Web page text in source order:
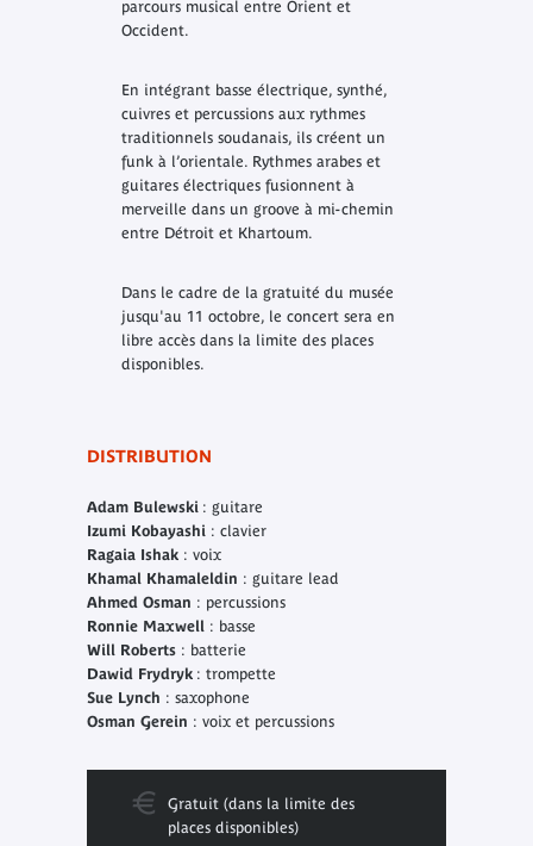
parcours musical entre Orient et
Occident.
En intégrant basse électrique, synthé,
cuivres et percussions aux rythmes
traditionnels soudanais, ils créent un
funk à l’orientale. Rythmes arabes et
guitares électriques fusionnent à
merveille dans un groove à mi-chemin
entre Détroit et Khartoum.
Dans le cadre de la gratuité du musée
jusqu'au 11 octobre, le concert sera en
libre accès dans la limite des places
disponibles.
DISTRIBUTION
Adam Bulewski : guitare
Izumi Kobayashi : clavier
Ragaia Ishak : voix
Khamal Khamaleldin : guitare lead
Ahmed Osman : percussions
Ronnie Maxwell : basse
Will Roberts : batterie
Dawid Frydryk: trompette
Sue Lynch : saxophone
Osman Gerein : voix et percussions
Gratuit (dans la limite des
places disponibles)